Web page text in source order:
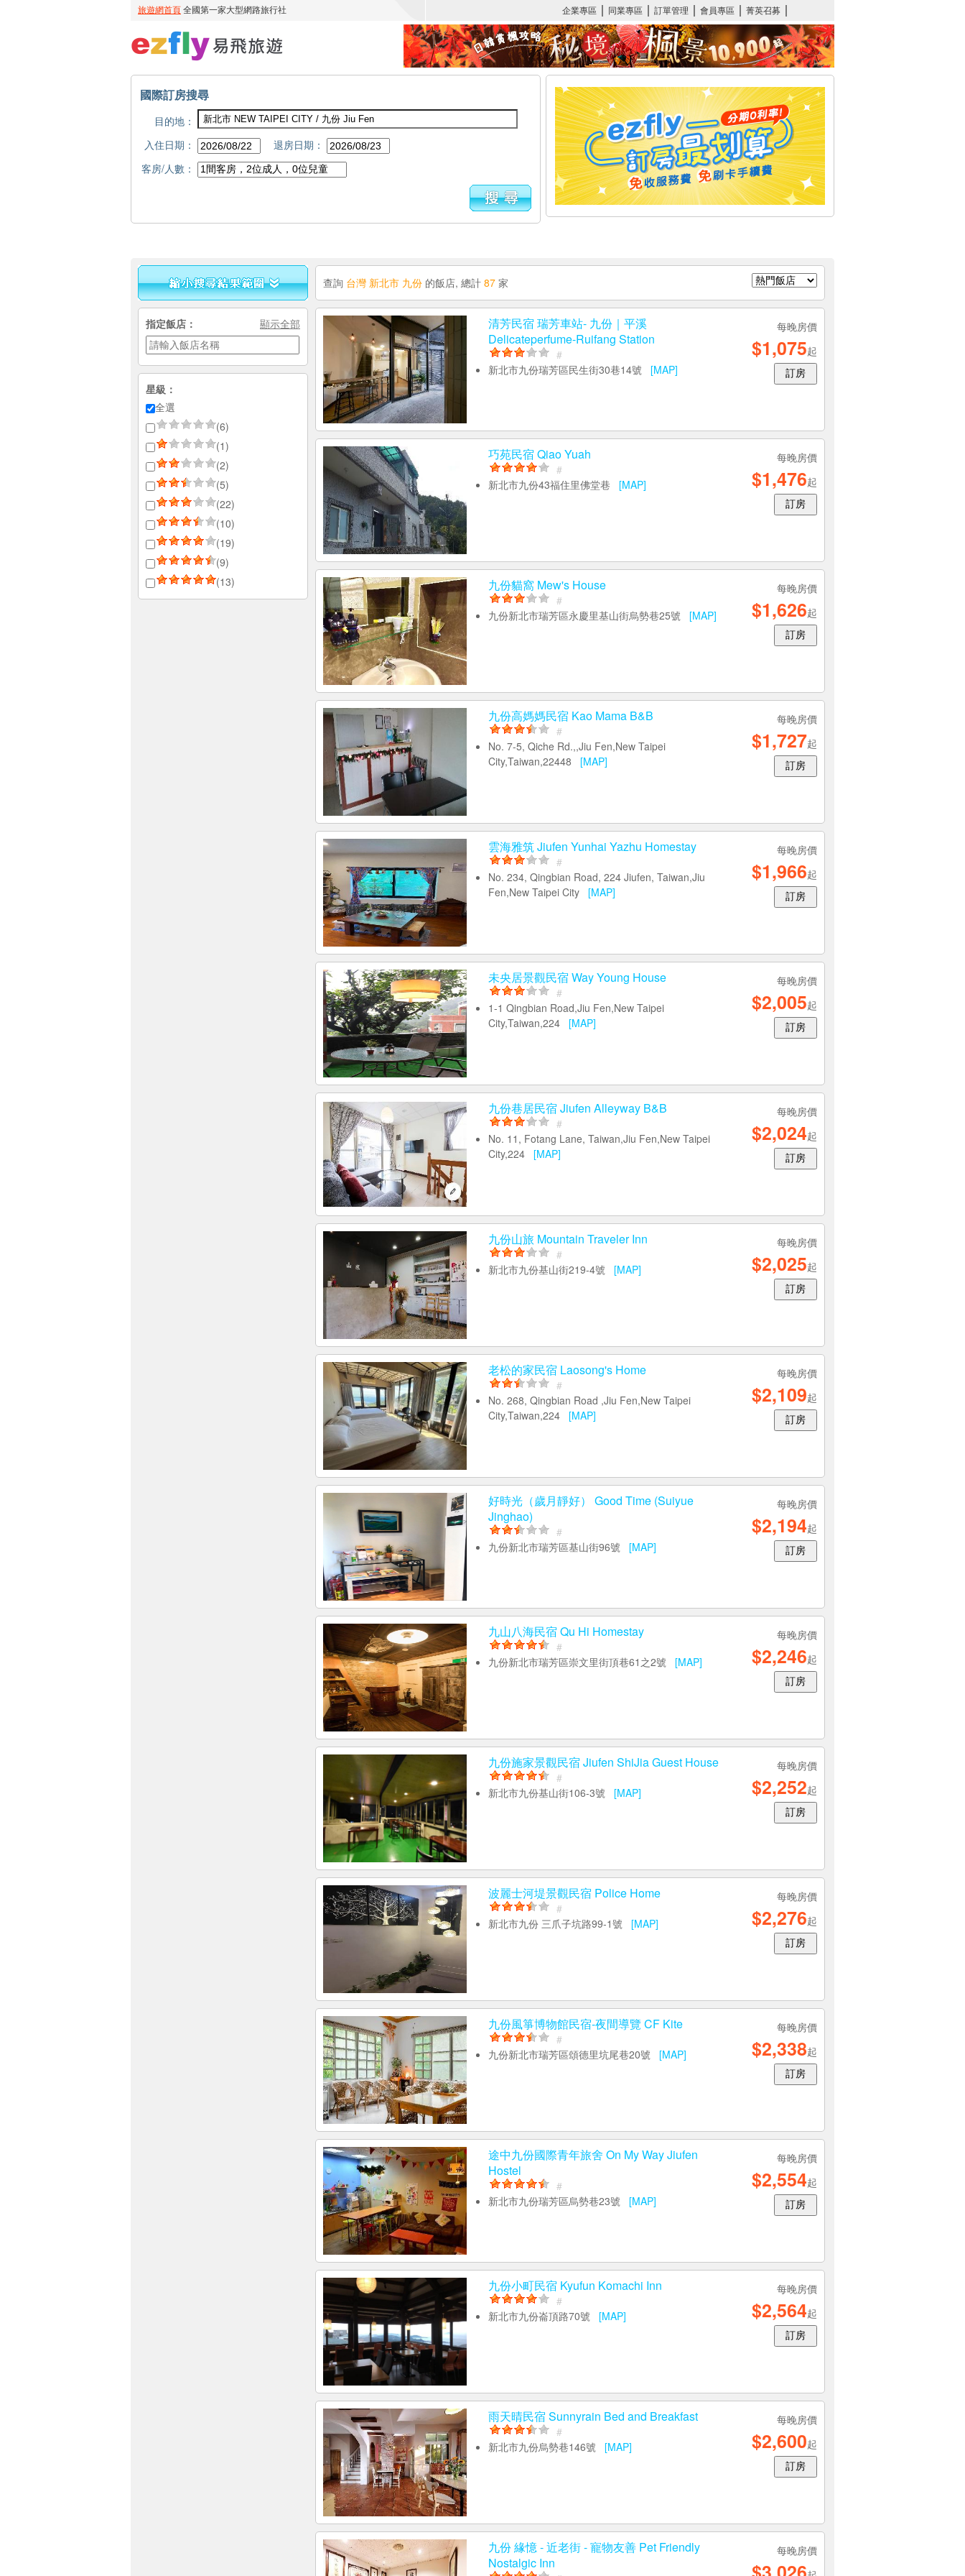
國際訂房搜尋
目的地：
入住日期：
退房日期：
客房/人數：
指定飯店： 顯示全部
星級：
全選
(6)
(1)
(2)
(5)
(22)
(10)
(19)
(9)
(13)
查詢 台灣 新北市 九份 的飯店, 總計 87 家
每晚房價
$1,075起
訂房
清芳民宿 瑞芳車站- 九份｜平溪
Delicateperfume-Ruifang Station
#
新北市九份瑞芳區民生街30巷14號 [MAP]
每晚房價
$1,476起
訂房
巧苑民宿 Qiao Yuah
#
新北市九份43福住里佛堂巷 [MAP]
每晚房價
$1,626起
訂房
九份貓窩 Mew's House
#
九份新北市瑞芳區永慶里基山街烏勢巷25號 [MAP]
每晚房價
$1,727起
訂房
九份高媽媽民宿 Kao Mama B&B
#
No. 7-5, Qiche Rd.,,Jiu Fen,New Taipei
City,Taiwan,22448 [MAP]
每晚房價
$1,966起
訂房
雲海雅筑 Jiufen Yunhai Yazhu Homestay
#
No. 234, Qingbian Road, 224 Jiufen, Taiwan,Jiu
Fen,New Taipei City [MAP]
每晚房價
$2,005起
訂房
未央居景觀民宿 Way Young House
#
1-1 Qingbian Road,Jiu Fen,New Taipei
City,Taiwan,224 [MAP]
每晚房價
$2,024起
訂房
九份巷居民宿 Jiufen Alleyway B&B
#
No. 11, Fotang Lane, Taiwan,Jiu Fen,New Taipei
City,224 [MAP]
每晚房價
$2,025起
訂房
九份山旅 Mountain Traveler Inn
#
新北市九份基山街219-4號 [MAP]
每晚房價
$2,109起
訂房
老松的家民宿 Laosong's Home
#
No. 268, Qingbian Road ,Jiu Fen,New Taipei
City,Taiwan,224 [MAP]
每晚房價
$2,194起
訂房
好時光（歲月靜好） Good Time (Suiyue
Jinghao)
#
九份新北市瑞芳區基山街96號 [MAP]
每晚房價
$2,246起
訂房
九山八海民宿 Qu Hi Homestay
#
九份新北市瑞芳區崇文里街頂巷61之2號 [MAP]
每晚房價
$2,252起
訂房
九份施家景觀民宿 Jiufen ShiJia Guest House
#
新北市九份基山街106-3號 [MAP]
每晚房價
$2,276起
訂房
波麗士河堤景觀民宿 Police Home
#
新北市九份 三爪子坑路99-1號 [MAP]
每晚房價
$2,338起
訂房
九份風箏博物館民宿-夜間導覽 CF Kite
#
九份新北市瑞芳區頌德里坑尾巷20號 [MAP]
每晚房價
$2,554起
訂房
途中九份國際青年旅舍 On My Way Jiufen
Hostel
#
新北市九份瑞芳區烏勢巷23號 [MAP]
每晚房價
$2,564起
訂房
九份小町民宿 Kyufun Komachi Inn
#
新北市九份崙頂路70號 [MAP]
每晚房價
$2,600起
訂房
雨天晴民宿 Sunnyrain Bed and Breakfast
#
新北市九份烏勢巷146號 [MAP]
每晚房價
九份 緣憶 - 近老街 - 寵物友善 Pet Friendly
Nostalgic Inn